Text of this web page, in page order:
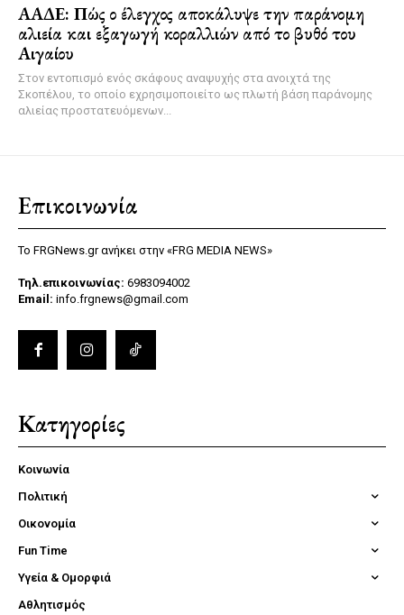
ΑΑΔΕ: Πώς ο έλεγχος αποκάλυψε την παράνομη
αλιεία και εξαγωγή κοραλλιών από το βυθό του
Αιγαίου
Στον εντοπισμό ενός σκάφους αναψυχής στα ανοιχτά της
Σκοπέλου, το οποίο εχρησιμοποιείτο ως πλωτή βάση παράνομης
αλιείας προστατευόμενων...
Επικοινωνία
Το FRGNews.gr ανήκει στην «FRG MEDIA NEWS»
Τηλ.επικοινωνίας: 6983094002
Email: info.frgnews@gmail.com
Κατηγορίες
Κοινωνία
Πολιτική
Οικονομία
Fun Time
Υγεία & Ομορφιά
Αθλητισμός